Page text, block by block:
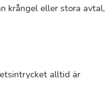
krångel eller stora avtal,
alltid är